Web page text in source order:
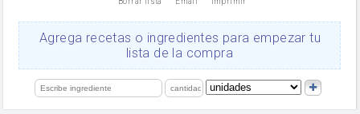
Ajos
salsa de soja
limón
Agrega recetas o ingredientes para empezar tu
lista de la compra